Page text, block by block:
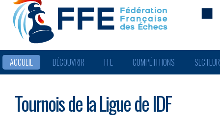
ACCUEIL DÉCOUVRIR FFE COMPÉTITIONS
Tournois de la Ligue de IDF